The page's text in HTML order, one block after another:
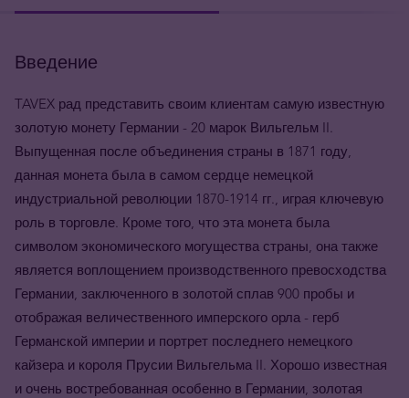
Введение
TAVEX рад представить своим клиентам самую известную
золотую монету Германии - 20 марок Вильгельм II.
Выпущенная после объединения страны в 1871 году,
данная монета была в самом сердце немецкой
индустриальной революции 1870-1914 гг., играя ключевую
роль в торговле. Кроме того, что эта монета была
символом экономического могущества страны, она также
является воплощением производственного превосходства
Германии, заключенного в золотой сплав 900 пробы и
отображая величественного имперского орла - герб
Германской империи и портрет последнего немецкого
кайзера и короля Прусии Вильгельма II. Хорошо известная
и очень востребованная особенно в Германии, золотая